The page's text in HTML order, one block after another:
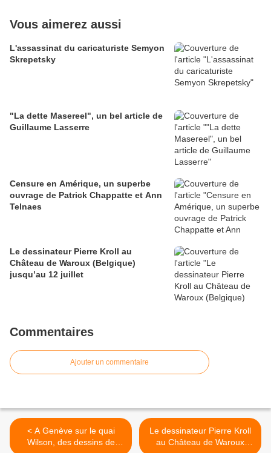
Vous aimerez aussi
L'assassinat du caricaturiste Semyon
Skrepetsky
"La dette Masereel", un bel article de
Guillaume Lasserre
Censure en Amérique, un superbe
ouvrage de Patrick Chappatte et Ann
Telnaes
Le dessinateur Pierre Kroll au
Château de Waroux (Belgique)
jusqu’au 12 juillet
Commentaires
Ajouter un commentaire
< A Genève sur le quai
Wilson, des dessins de
Le dessinateur Pierre Kroll
au Château de Waroux